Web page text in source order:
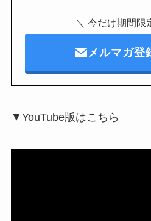
＼ 今だけ期間限
メルマガ
▼YouTube版はこちら